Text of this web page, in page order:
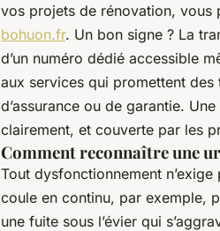
vos projets de rénovation, vous
bohuon.fr. Un bon signe ? La
d’un numéro dédié accessible
aux services qui promettent
d’assurance ou de garantie.
clairement, et couverte par les
Comment reconnaître une
Tout dysfonctionnement
coule en continu, par exemple,
une fuite sous l’évier qui